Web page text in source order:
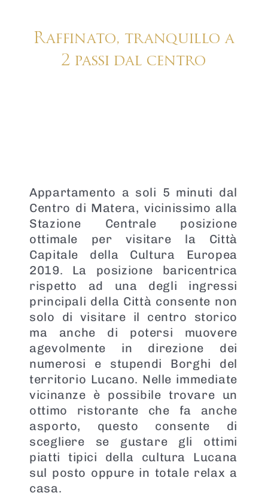
Raffinato, tranquillo a
2 passi dal centro
Appartamento a soli 5 minuti dal
Centro di Matera, vicinissimo alla
Stazione Centrale posizione
ottimale per visitare la Città
Capitale della Cultura Europea
2019. La posizione baricentrica
rispetto ad una degli ingressi
principali della Città consente non
solo di visitare il centro storico
ma anche di potersi muovere
agevolmente in direzione dei
numerosi e stupendi Borghi del
territorio Lucano. Nelle immediate
vicinanze è possibile trovare un
ottimo ristorante che fa anche
asporto, questo consente di
scegliere se gustare gli ottimi
piatti tipici della cultura Lucana
sul posto oppure in totale relax a
casa.